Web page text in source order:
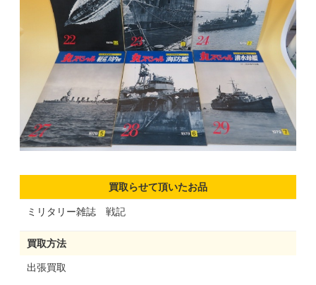
買取らせて頂いたお品
ミリタリー雑誌 戦記
買取方法
出張買取